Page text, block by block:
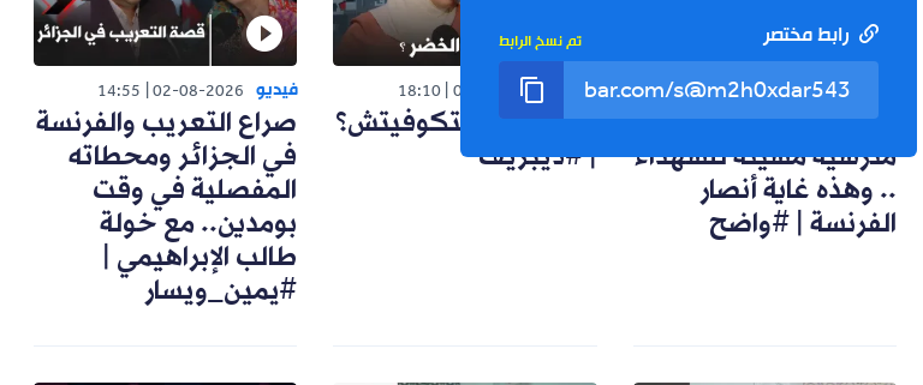
رابط مختصر تم نسخ الرابط
04-08-2026
17:08
مسعود عمراوي: كتب
مدرسية مسيئة للشهداء
.. وهذه غاية أنصار
الفرنسة | #واضح
فيديو 03-08-2026
18:10
كيف رحل بيتكوفيتش؟
| #ديبريف
فيديو 02-08-2026
14:55
صراع التعريب والفرنسة
في الجزائر ومحطاته
المفصلية في وقت
بومدين.. مع خولة
طالب الإبراهيمي |
#يمين_ويسار